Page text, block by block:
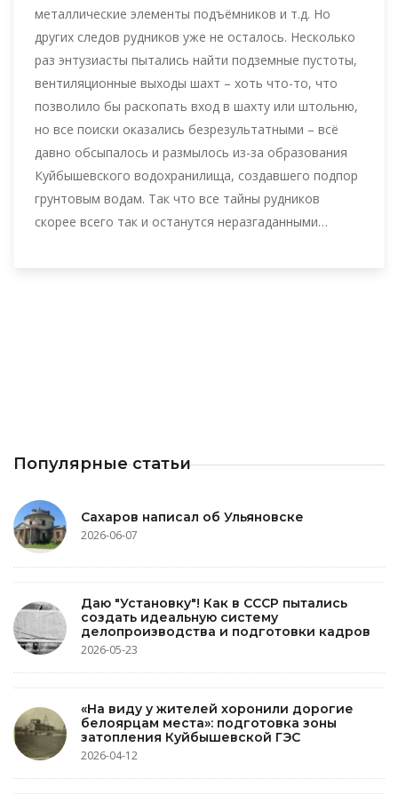
металлические элементы подъёмников и т.д. Но
других следов рудников уже не осталось. Несколько
раз энтузиасты пытались найти подземные пустоты,
вентиляционные выходы шахт – хоть что-то, что
позволило бы раскопать вход в шахту или штольню,
но все поиски оказались безрезультатными – всё
давно обсыпалось и размылось из-за образования
Куйбышевского водохранилища, создавшего подпор
грунтовым водам. Так что все тайны рудников
скорее всего так и останутся неразгаданными…
Популярные статьи
Сахаров написал об Ульяновске
2026-06-07
Даю "Установку"! Как в СССР пытались
создать идеальную систему
делопроизводства и подготовки кадров
2026-05-23
«На виду у жителей хоронили дорогие
белоярцам места»: подготовка зоны
затопления Куйбышевской ГЭС
2026-04-12